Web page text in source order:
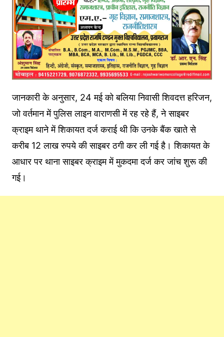
जानकारी के अनुसार, 24 मई को बलिया निवासी शिवदत्त हरिजन,
जो वर्तमान में पुलिस लाइन वाराणसी में रह रहे हैं, ने साइबर
क्राइम थाने में शिकायत दर्ज कराई थी कि उनके बैंक खाते से
करीब 12 लाख रुपये की साइबर ठगी कर ली गई है। शिकायत के
आधार पर थाना साइबर क्राइम में मुकदमा दर्ज कर जांच शुरू की
गई।